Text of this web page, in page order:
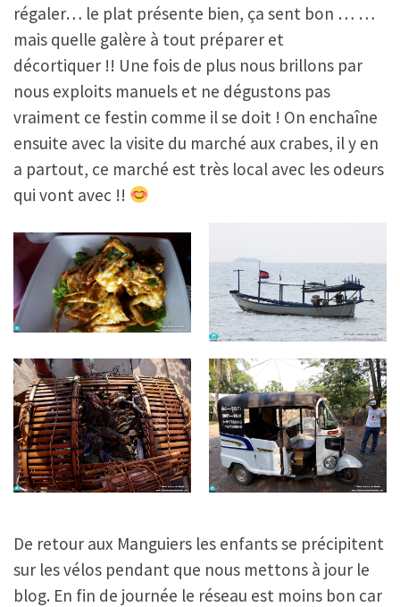
régaler… le plat présente bien, ça sent bon … …
mais quelle galère à tout préparer et
décortiquer !! Une fois de plus nous brillons par
nous exploits manuels et ne dégustons pas
vraiment ce festin comme il se doit ! On enchaîne
ensuite avec la visite du marché aux crabes, il y en
a partout, ce marché est très local avec les odeurs
qui vont avec !!
De retour aux Manguiers les enfants se précipitent
sur les vélos pendant que nous mettons à jour le
blog. En fin de journée le réseau est moins bon car